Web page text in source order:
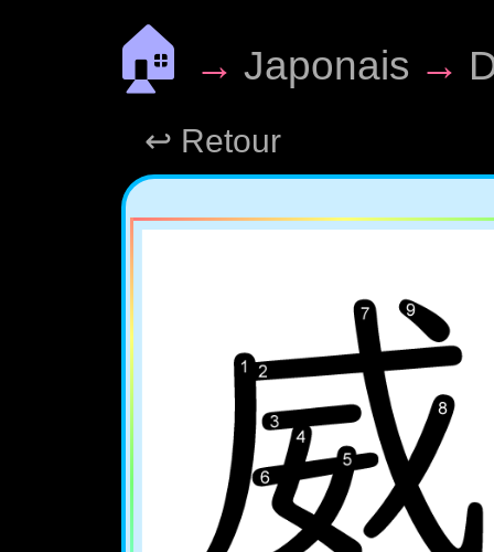
🏠 → Japonais →
↩ Retour